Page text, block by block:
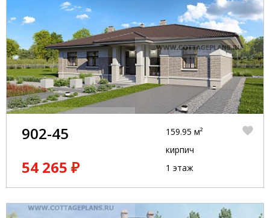
902-45
54 265 ₽
159.95 м²
кирпич
1 этаж